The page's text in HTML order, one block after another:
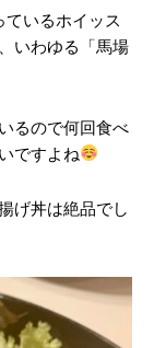
いるホイッス
いわゆる「馬場
るので何回食べ
ですよね
げ丼は絶品でし